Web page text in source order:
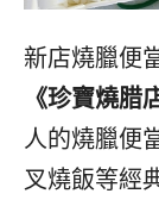
新店燒臘便
《珍寶燒腊
人的燒臘便
叉燒飯等經